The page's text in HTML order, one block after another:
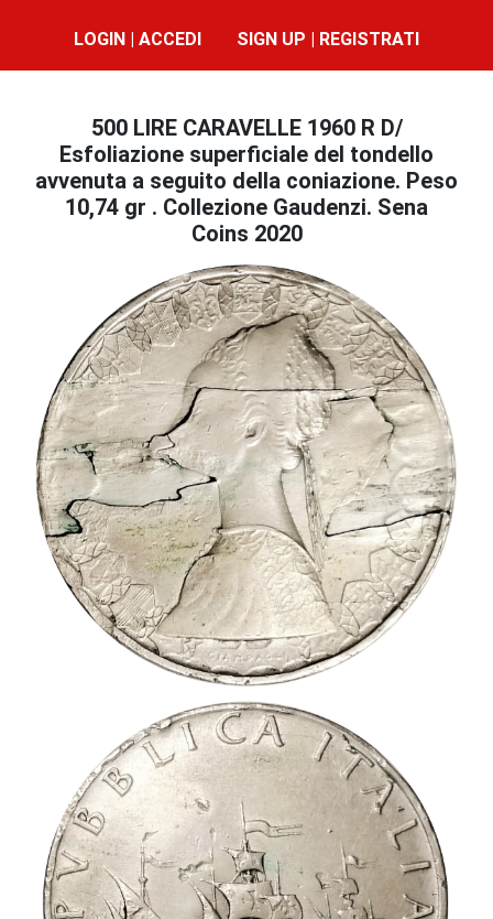
LOGIN | ACCEDI SIGN UP | REGISTRATI
500 LIRE CARAVELLE 1960 R D/
Esfoliazione superficiale del tondello
avvenuta a seguito della coniazione. Peso
10,74 gr . Collezione Gaudenzi. Sena
Coins 2020